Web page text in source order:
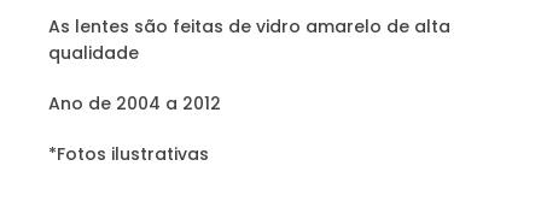
As lentes são feitas de vidro amarelo de alta
qualidade
Ano de 2004 a 2012
*Fotos ilustrativas